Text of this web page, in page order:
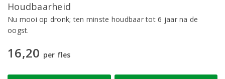
Houdbaarheid
Nu mooi op dronk; ten minste houdbaar tot 6 jaar na de
oogst.
16,20 per fles